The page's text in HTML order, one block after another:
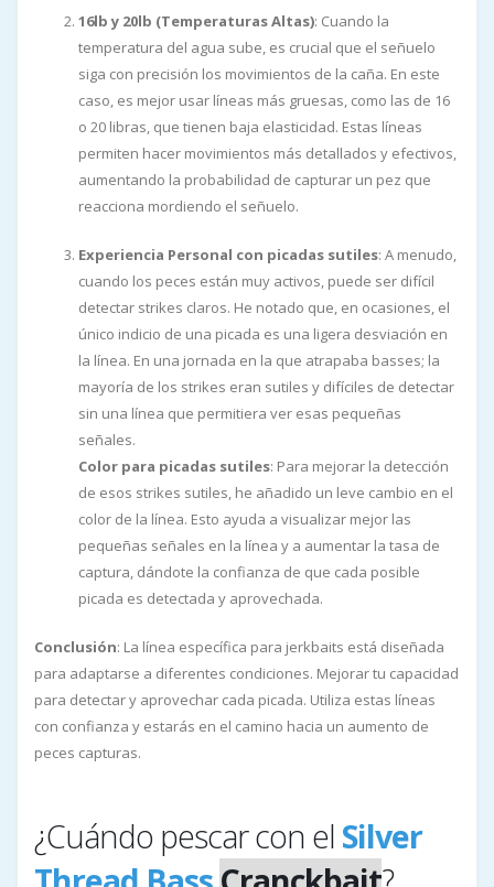
16lb y 20lb (Temperaturas Altas): Cuando la
temperatura del agua sube, es crucial que el señuelo
siga con precisión los movimientos de la caña. En este
caso, es mejor usar líneas más gruesas, como las de 16
o 20 libras, que tienen baja elasticidad. Estas líneas
permiten hacer movimientos más detallados y efectivos,
aumentando la probabilidad de capturar un pez que
reacciona mordiendo el señuelo.
Experiencia Personal con picadas sutiles: A menudo,
cuando los peces están muy activos, puede ser difícil
detectar strikes claros. He notado que, en ocasiones, el
único indicio de una picada es una ligera desviación en
la línea. En una jornada en la que atrapaba basses; la
mayoría de los strikes eran sutiles y difíciles de detectar
sin una línea que permitiera ver esas pequeñas
señales.
Color para picadas sutiles: Para mejorar la detección
de esos strikes sutiles, he añadido un leve cambio en el
color de la línea. Esto ayuda a visualizar mejor las
pequeñas señales en la línea y a aumentar la tasa de
captura, dándote la confianza de que cada posible
picada es detectada y aprovechada.
Conclusión: La línea específica para jerkbaits está diseñada
para adaptarse a diferentes condiciones. Mejorar tu capacidad
para detectar y aprovechar cada picada. Utiliza estas líneas
con confianza y estarás en el camino hacia un aumento de
peces capturas.
¿Cuándo pescar con el Silver